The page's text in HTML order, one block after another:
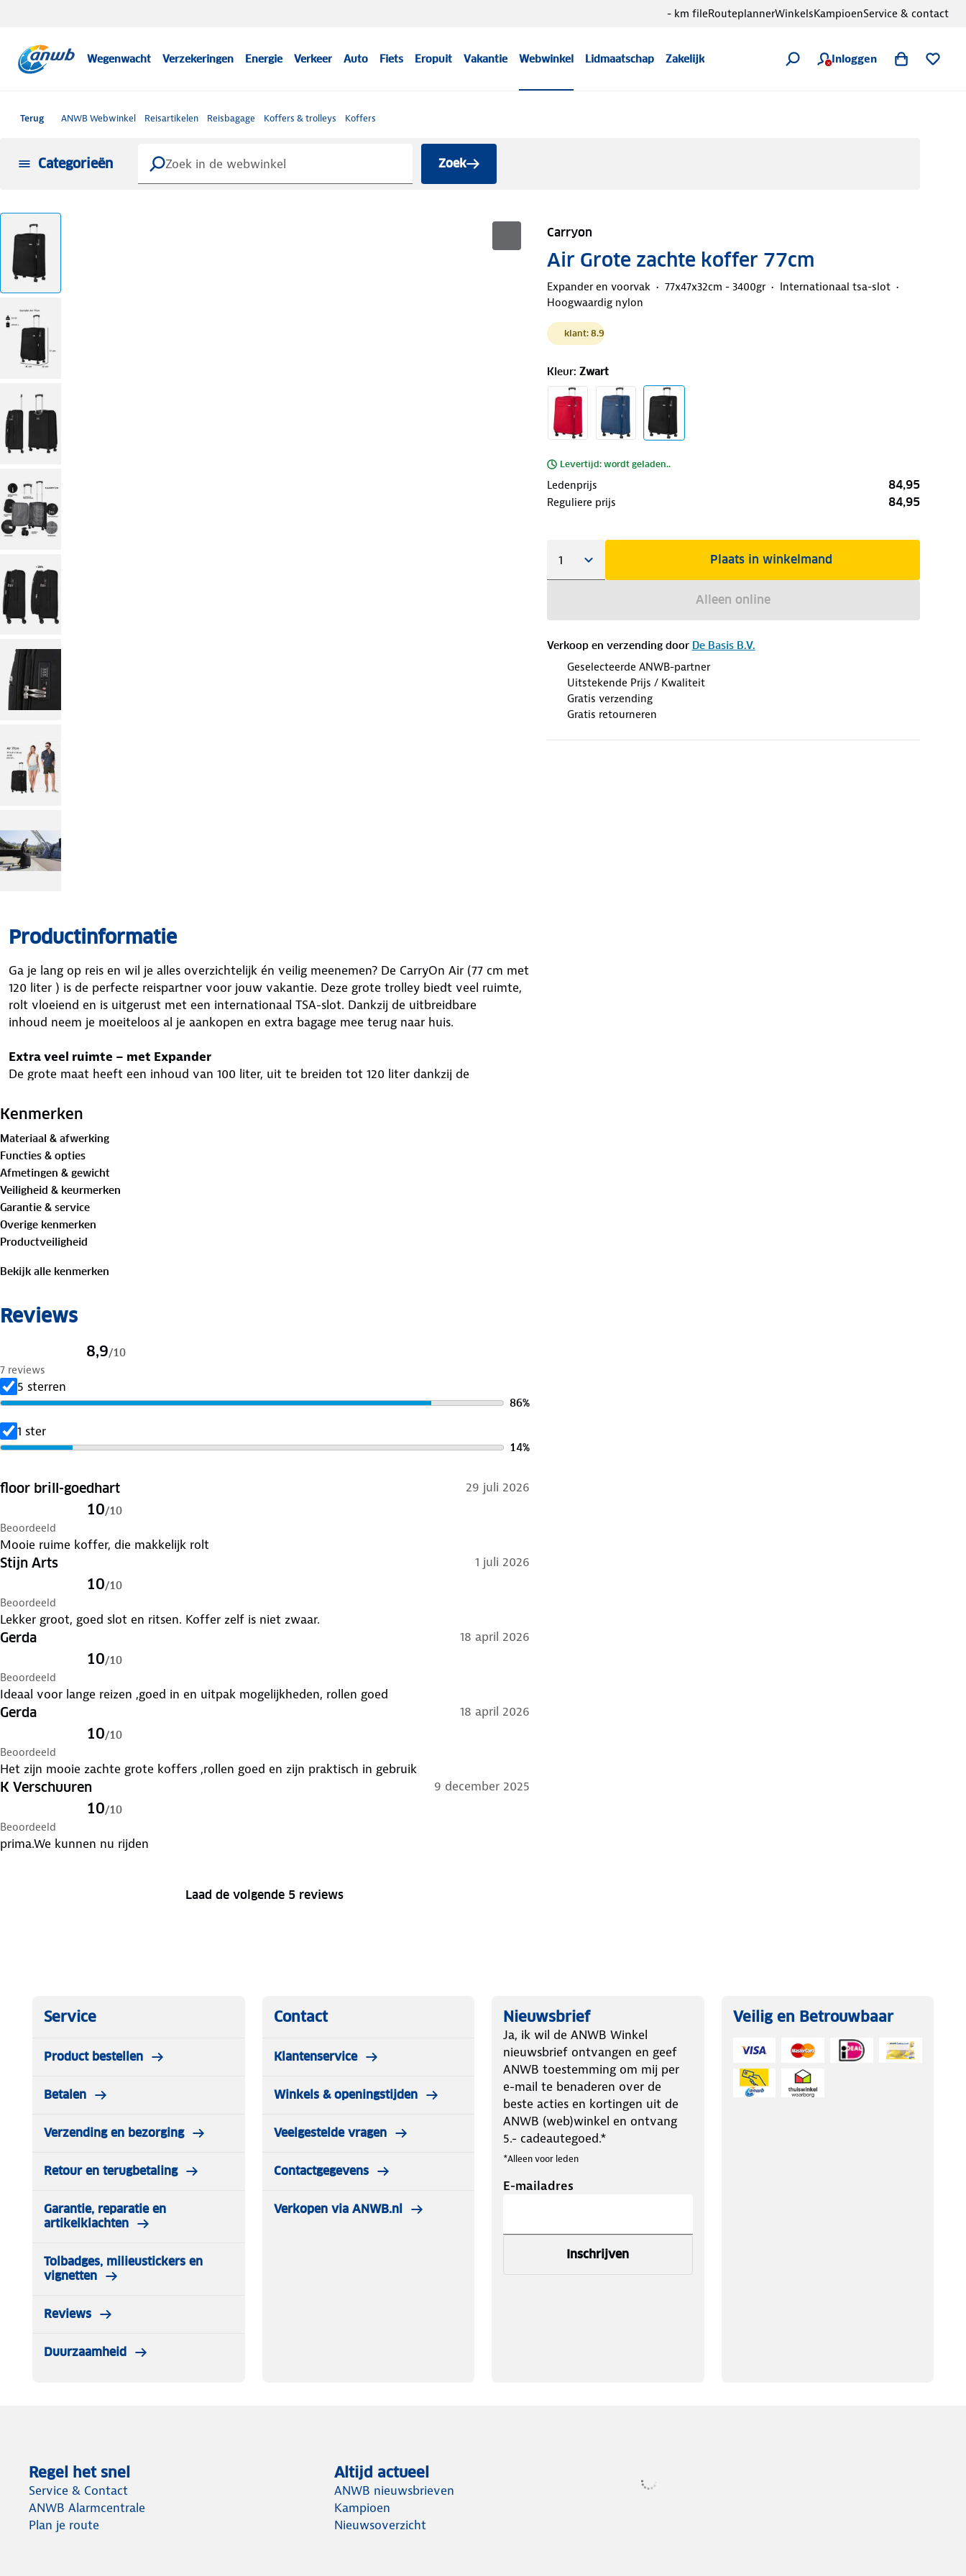
Wegenwacht Verzekeringen Energie Verkeer Auto Fiets Eropuit Vakantie Webwinkel Lidmaatschap Zakelijk Inloggen
- km fileRouteplannerWinkelsKampioenService & contact
Terug ANWB Webwinkel Reisartikelen Reisbagage Koffers & trolleys Koffers
Categorieën Zoek
Carryon
Air Grote zachte koffer 77cm
Expander en voorvak 77x47x32cm - 3400gr
Internationaal tsa-slot
Hoogwaardig nylon
klant: 8.9
Kleur: Zwart
Levertijd: wordt geladen..
Ledenprijs 84,95
Reguliere prijs 84,95
Plaats in winkelmand
Alleen online
Verkoop en verzending door De Basis B.V.
Geselecteerde ANWB-partner
Uitstekende Prijs / Kwaliteit
Gratis verzending
Gratis retourneren
Productinformatie
Ga je lang op reis en wil je alles overzichtelijk én veilig meenemen? De CarryOn Air (77 cm met
120 liter ) is de perfecte reispartner voor jouw vakantie. Deze grote trolley biedt veel ruimte,
rolt vloeiend en is uitgerust met een internationaal TSA-slot. Dankzij de uitbreidbare
inhoud neem je moeiteloos al je aankopen en extra bagage mee terug naar huis.
Extra veel ruimte – met Expander
De grote maat heeft een inhoud van 100 liter, uit te breiden tot 120 liter dankzij de
Voorzien van een TSA-goedgekeurd cijferslot – Waarmee je bagage altijd goed beschermd is
tegen ongewenste toegang. De rits is dubbellaags en hierdoor haast onmogelijk doorheen te
komen.
Stil en soepel rijcomfort
Dankzij de vier dubbele 360° wielen en verstelbare trolleystang manoeuvreer je deze koffer
moeiteloos en stil door elke luchthaven, trein of boot.
Slimme binnenkant & handig voorvak
een groot voorvak voor snelle toegang tot documenten, tijdschriften of een tablet. Op de
Productspecificaties
- Afmetingen: 77 x 47 x 32 cm
- Inhoud: 100 + 20 liter (met expander)
- Gewicht: 3,4 kg
- Materiaal: Nylon/Polyester
- Slot: TSA-cijfercombinatieslot
Kenmerken
Materiaal & afwerking
Functies & opties
Afmetingen & gewicht
Veiligheid & keurmerken
Garantie & service
Overige kenmerken
Productveiligheid
Bekijk alle kenmerken
Reviews
8,9/10
7 reviews
5 sterren
86%
1 ster
14%
floor brill-goedhart 29 juli 2026
10/10
Beoordeeld
Mooie ruime koffer, die makkelijk rolt
Stijn Arts 1 juli 2026
10/10
Beoordeeld
Lekker groot, goed slot en ritsen. Koffer zelf is niet zwaar.
Gerda 18 april 2026
10/10
Beoordeeld
Ideaal voor lange reizen ,goed in en uitpak mogelijkheden, rollen goed
Gerda 18 april 2026
10/10
Beoordeeld
Het zijn mooie zachte grote koffers ,rollen goed en zijn praktisch in gebruik
K Verschuuren 9 december 2025
10/10
Beoordeeld
prima.We kunnen nu rijden
Laad de volgende 5 reviews
Service
Product bestellen
Betalen
Verzending en bezorging
Retour en terugbetaling
Garantie, reparatie en
artikelklachten
Tolbadges, milieustickers en
vignetten
Reviews
Duurzaamheid
Contact
Klantenservice
Winkels & openingstijden
Veelgestelde vragen
Contactgegevens
Verkopen via ANWB.nl
Nieuwsbrief
Ja, ik wil de ANWB Winkel
nieuwsbrief ontvangen en geef
ANWB toestemming om mij per
e-mail te benaderen over de
beste acties en kortingen uit de
ANWB (web)winkel en ontvang
5.- cadeautegoed.*
*Alleen voor leden
E-mailadres
Inschrijven
Veilig en Betrouwbaar
Regel het snel
Service & Contact
ANWB Alarmcentrale
Plan je route
Altijd actueel
ANWB nieuwsbrieven
Kampioen
Nieuwsoverzicht